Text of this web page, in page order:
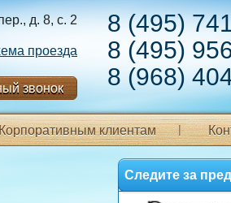
8 (495)
8 (495)
8 (968)
д. 8, с. 2
проезда
звонок
клиентам
Следите за